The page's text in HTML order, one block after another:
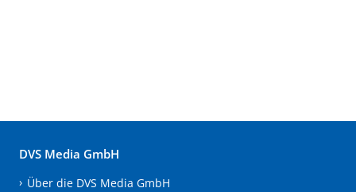
DVS Media GmbH
Über die DVS Media GmbH